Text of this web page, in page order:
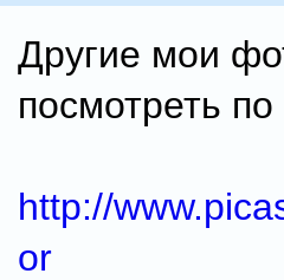
Другие мои
посмотреть
http://
or